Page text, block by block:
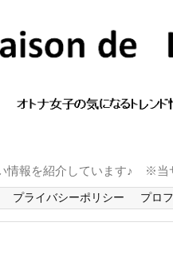
情報を紹介しています♪ ※当
プライバシーポリシー プロ